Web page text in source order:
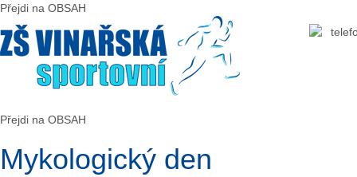
Přejdi na OBSAH
Přejdi na OBSAH
Mykologický den
rok
měsíc
rok
měsíc